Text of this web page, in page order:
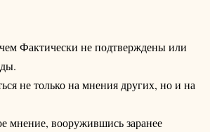
Фактически не подтверждены или
не только на мнения других, но и на
мнение, вооружившись заранее